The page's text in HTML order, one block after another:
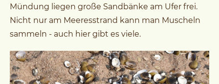
Mündung liegen große Sandbänke am Ufer frei.
Nicht nur am Meeresstrand kann man Muscheln
sammeln - auch hier gibt es viele.